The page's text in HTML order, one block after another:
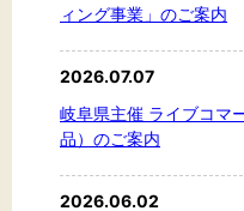
ィング事業」のご案内
2026.07.07
岐阜県主催 ライブコマ
品）のご案内
2026.06.02